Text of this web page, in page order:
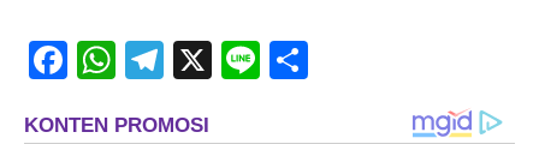
FacebookWhatsAppTelegram
X Line